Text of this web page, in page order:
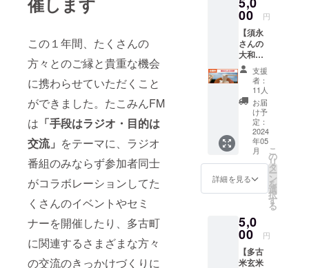
この１年間、たくさんの
方々とのご縁と貴重な機会
に携わらせていただくこと
ができました。たこみんFM
は 「手段はラジオ・目的は
交流」 をテーマに、ラジオ
番組のみならず参加者同士
がコラボレーションしてた
くさんのイベントやセミ
ナーを開催したり、多古町
に関連するさまざまな方々
の交流のきっかけづくりに
「どこにい
ても仕事が
できる動画
で、場所と
時間の制限
なく仕事を
つくる」を
YouTube動
画の制作・
プロデュー
スを生業と
ルで全国各
地の動画で
起業したい
オリジ
ナルラ
バーバ
ンド ※
たこみ
ん応援
団は
Facebo
okグ
ループ
に参加
してい
ただき
ます
（１年
ごとに
限定イ
ベント
ループ
00 円
【須永
さんの
大和
芋】 大
和芋農
家、須
永さん
の大和
芋をお
届け！
・千葉
県多古
町産 大
和芋
2kg ・
団へ入
団 （１
年間）
・応援
団限定
支援
者：
11人
お届
け予
定：
2024
年05
月
詳細を見る
こ
の
リ
タ
ー
ン
を
選
択
す
る
5,0
00 円
【多古
米玄米